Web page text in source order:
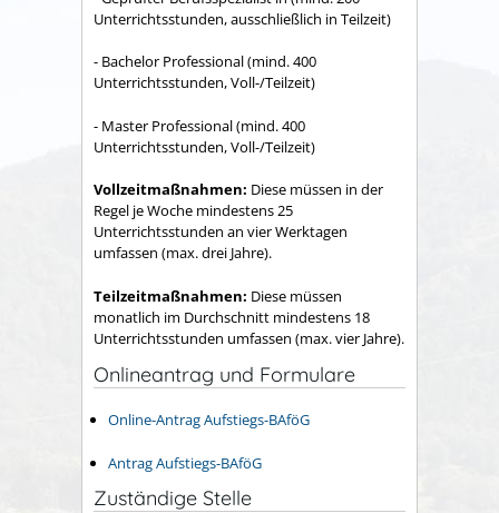
Unterrichtsstunden, ausschließlich in Teilzeit)
- Bachelor Professional (mind. 400
Unterrichtsstunden, Voll-/Teilzeit)
- Master Professional (mind. 400
Unterrichtsstunden, Voll-/Teilzeit)
Vollzeitmaßnahmen: Diese müssen in der
Regel je Woche mindestens 25
Unterrichtsstunden an vier Werktagen
umfassen (max. drei Jahre).
Teilzeitmaßnahmen: Diese müssen
monatlich im Durchschnitt mindestens 18
Unterrichtsstunden umfassen (max. vier Jahre).
Onlineantrag und Formulare
Online-Antrag Aufstiegs-BAföG
Antrag Aufstiegs-BAföG
Zuständige Stelle